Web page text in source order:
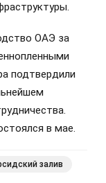
ОАЭ за
подтвердили
в мае.
залив